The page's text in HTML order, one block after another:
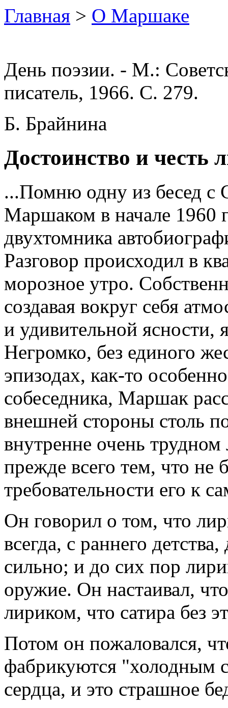
Главная > О Маршаке
День поэзии. - М.:
писатель, 1966. С. 279.
Б. Брайнина
Достоинство и честь
...Помню одну из бесед с
Маршаком в начале 1960
двухтомника
Разговор происходил в
морозное утро.
создавая вокруг себя
и удивительной ясности,
Негромко, без единого
эпизодах, как-то
собеседника, Маршак
внешней стороны столь
внутренне очень
прежде всего тем, что не
требовательности его к
Он говорил о том, что
всегда, с раннего
сильно; и до сих пор
оружие. Он настаивал,
лириком, что сатира без
Потом он пожаловался,
фабрикуются "холодным
сердца, и это страшное